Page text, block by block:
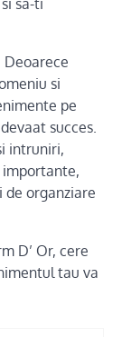
sa-ti
Deoarece
si
pe
succes.
intruniri,
de organziare
D’ Or, cere
tau va